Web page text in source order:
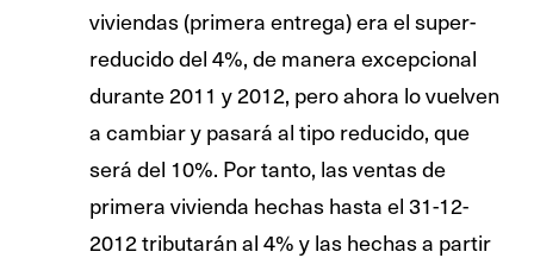
viviendas (primera entrega) era el super-
reducido del 4%, de manera excepcional
durante 2011 y 2012, pero ahora lo vuelven
a cambiar y pasará al tipo reducido, que
será del 10%. Por tanto, las ventas de
primera vivienda hechas hasta el 31-12-
2012 tributarán al 4% y las hechas a partir